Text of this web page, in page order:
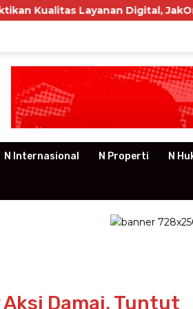
Digital, JakOne Mobile Raih
N Internasional N Properti N
Damai, Tuntut